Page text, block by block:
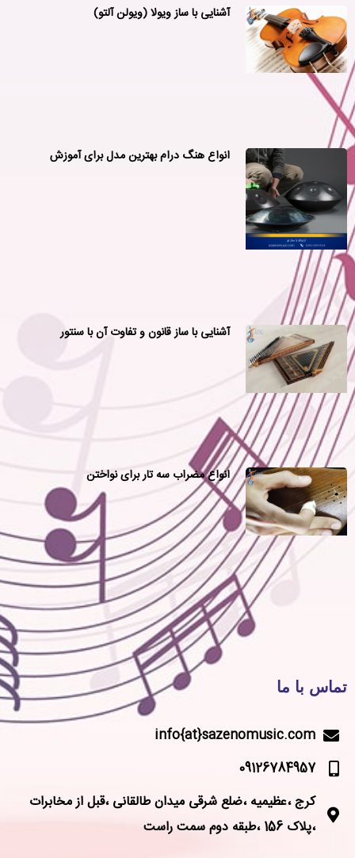
آشنایی با ساز ویولا (ویولن آلتو)
انواع هنگ درام بهترین مدل برای آموزش
آشنایی با ساز قانون و تفاوت آن با سنتور
انواع مضراب سه تار برای نواختن
تماس با ما
info{at}sazenomusic.com
09126784957
کرج ،عظیمیه ،ضلع شرقی میدان طالقانی ،قبل از مخابرات
،پلاک 156 ،طبقه دوم سمت راست